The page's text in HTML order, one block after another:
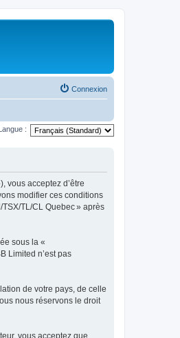
Connexion
Langue :
vous acceptez d’être
modifier ces conditions
TL/CL Quebec » après
sous la «
Limited n’est pas
de votre pays, de celle
nous réservons le droit
vous acceptez que